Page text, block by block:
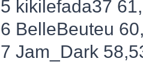
kikilefada37
BelleBeuteu
Jam_Dark